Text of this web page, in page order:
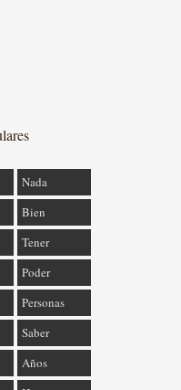
Nada
Bien
Tener
Poder
Personas
Saber
Años